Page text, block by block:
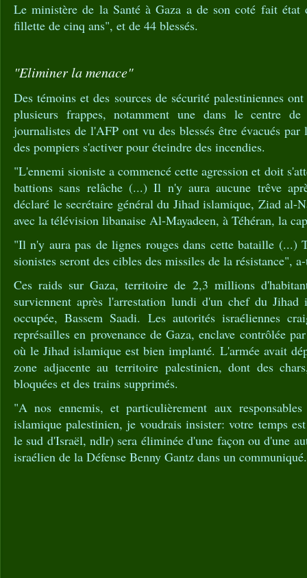
Le ministère de la Santé à Gaza a de son coté fait
fillette de cinq ans", et de 44 blessés.
"Eliminer la menace"
Des témoins et des sources de sécurité palestiniennes
plusieurs frappes, notamment une dans le centre
journalistes de l'AFP ont vu des blessés être évacués par
des pompiers s'activer pour éteindre des incendies.
"L'ennemi sioniste a commencé cette agression et doit
battions sans relâche (...) Il n'y aura aucune trêve
déclaré le secrétaire général du Jihad islamique, Ziad al-
avec la télévision libanaise Al-Mayadeen, à Téhéran, la
"Il n'y aura pas de lignes rouges dans cette bataille (...)
sionistes seront des cibles des missiles de la résistance",
Ces raids sur Gaza, territoire de 2,3 millions
surviennent après l'arrestation lundi d'un chef du Jihad
occupée, Bassem Saadi. Les autorités israéliennes
représailles en provenance de Gaza, enclave contrôlée
où le Jihad islamique est bien implanté. L'armée avait
zone adjacente au territoire palestinien, dont des
bloquées et des trains supprimés.
"A nos ennemis, et particulièrement aux
islamique palestinien, je voudrais insister: votre temps
le sud d'Israël, ndlr) sera éliminée d'une façon ou d'une
israélien de la Défense Benny Gantz dans un communiqué.